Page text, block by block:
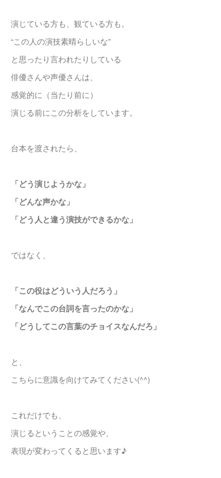
演じている方も、観ている方も。
“この人の演技素晴らしいな”
と思ったり言われたりしている
俳優さんや声優さんは、
感覚的に（当たり前に）
演じる前にこの分析をしています。
台本を渡されたら、
「どう演じようかな」
「どんな声かな」
「どう人と違う演技ができるかな」
ではなく、
「この役はどういう人だろう」
「なんでこの台詞を言ったのかな」
「どうしてこの言葉のチョイスなんだろ」
と、
こちらに意識を向けてみてください(^^)
これだけでも、
演じるということの感覚や、
表現が変わってくると思います♪